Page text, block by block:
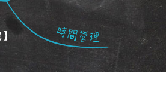
】